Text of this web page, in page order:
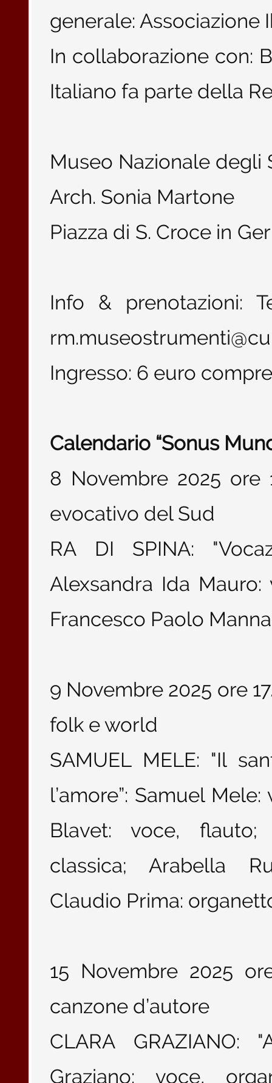
generale: Associazione
In collaborazione con:
Italiano fa parte della
Museo Nazionale degli
Arch. Sonia Martone
Piazza di S. Croce in
Info & prenotazioni:
Ingresso: 6 euro
Calendario “Sonus
8 Novembre 2025
evocativo del Sud
RA DI SPINA:
Alexsandra Ida
Francesco Paolo
9 Novembre 2025 ore
folk e world
SAMUEL MELE: "Il
l’amore”: Samuel
Blavet: voce, flauto;
classica; Arabella
Claudio Prima:
15 Novembre 2025
canzone d’autore
CLARA
Graziano: voce,